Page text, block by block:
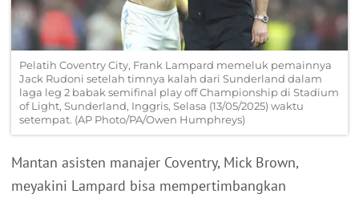
Pelatih Coventry City, Frank Lampard memeluk pemainnya
Jack Rudoni setelah timnya kalah dari Sunderland dalam
laga leg 2 babak semifinal play off Championship di Stadium
of Light, Sunderland, Inggris, Selasa (13/05/2025) waktu
setempat. (AP Photo/PA/Owen Humphreys)
Mantan asisten manajer Coventry, Mick Brown,
meyakini Lampard bisa mempertimbangkan